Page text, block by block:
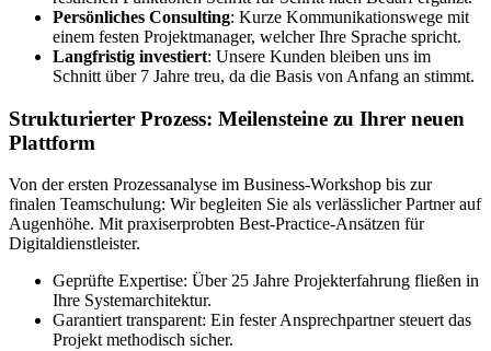
Persönliches Consulting: Kurze Kommunikationswege mit
einem festen Projektmanager, welcher Ihre Sprache spricht.
Langfristig investiert: Unsere Kunden bleiben uns im
Schnitt über 7 Jahre treu, da die Basis von Anfang an stimmt.
Strukturierter Prozess: Meilensteine zu Ihrer neuen
Plattform
Von der ersten Prozessanalyse im Business-Workshop bis zur
finalen Teamschulung: Wir begleiten Sie als verlässlicher Partner auf
Augenhöhe. Mit praxiserprobten Best-Practice-Ansätzen für
Digitaldienstleister.
Geprüfte Expertise: Über 25 Jahre Projekterfahrung fließen in
Ihre Systemarchitektur.
Garantiert transparent: Ein fester Ansprechpartner steuert das
Projekt methodisch sicher.